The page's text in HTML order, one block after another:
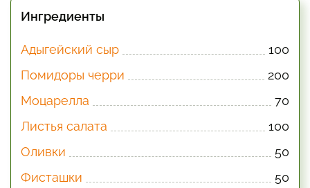
Ингредиенты
Адыгейский сыр
100
Помидоры черри
200
Моцарелла
70
Листья салата
100
Оливки
50
Фисташки
50